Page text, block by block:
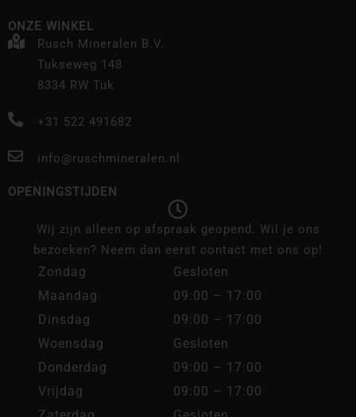
ONZE WINKEL
Rusch Mineralen B.V.
Tukseweg 148
8334 RW Tuk
+31 522 491682
info@ruschmineralen.nl
OPENINGSTIJDEN
Wij zijn alleen op afspraak geopend. Wil je ons
bezoeken? Neem dan eerst contact met ons op!
Zondag
Gesloten
Maandag
09:00 – 17:00
Dinsdag
09:00 – 17:00
Woensdag
Gesloten
Donderdag
09:00 – 17:00
Vrijdag
09:00 – 17:00